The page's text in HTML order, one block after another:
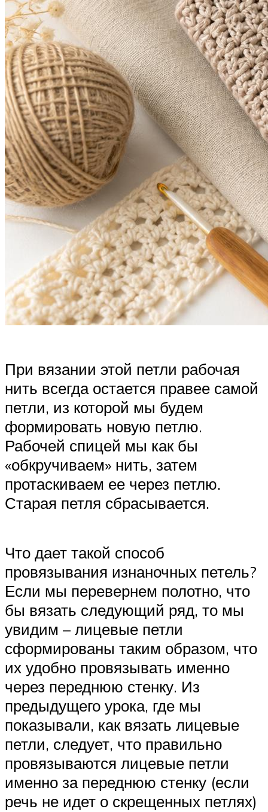
При вязании этой петли рабочая
нить всегда остается правее самой
петли, из которой мы будем
формировать новую петлю.
Рабочей спицей мы как бы
«обкручиваем» нить, затем
протаскиваем ее через петлю.
Старая петля сбрасывается.
Что дает такой способ
провязывания изнаночных петель?
Если мы перевернем полотно, что
бы вязать следующий ряд, то мы
увидим – лицевые петли
сформированы таким образом, что
их удобно провязывать именно
через переднюю стенку. Из
предыдущего урока, где мы
показывали, как вязать лицевые
петли, следует, что правильно
провязываются лицевые петли
именно за переднюю стенку (если
речь не идет о скрещенных петлях)